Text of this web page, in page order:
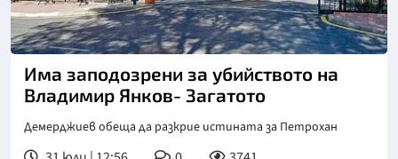
Има заподозрени за убийството на
Владимир Янков- Загатото
Демерджиев обеща да разкрие истината за Петрохан